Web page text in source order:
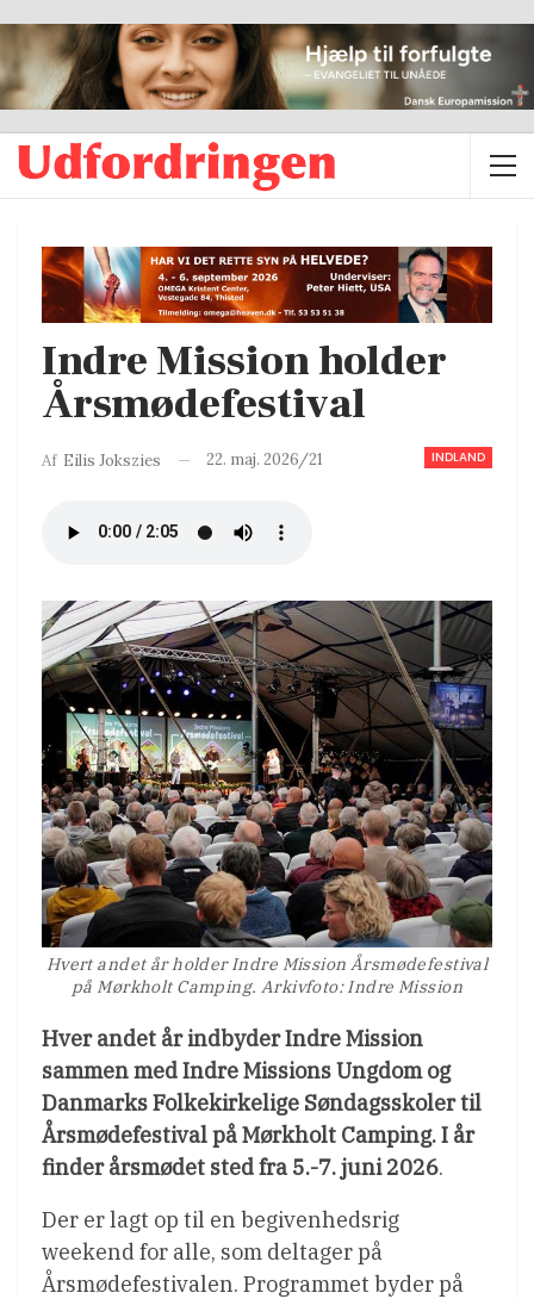
Indre Mission holder
Årsmødefestival
INDLAND
Af Eilis Jokszies 22. maj. 2026/21
Hvert andet år holder Indre Mission Årsmødefestival
på Mørkholt Camping. Arkivfoto: Indre Mission
Hver andet år indbyder Indre Mission
sammen med Indre Missions Ungdom og
Danmarks Folkekirkelige Søndagsskoler til
Årsmødefestival på Mørkholt Camping. I år
finder årsmødet sted fra 5.-7. juni 2026.
Der er lagt op til en begivenhedsrig
weekend for alle, som deltager på
Årsmødefestivalen. Programmet byder på